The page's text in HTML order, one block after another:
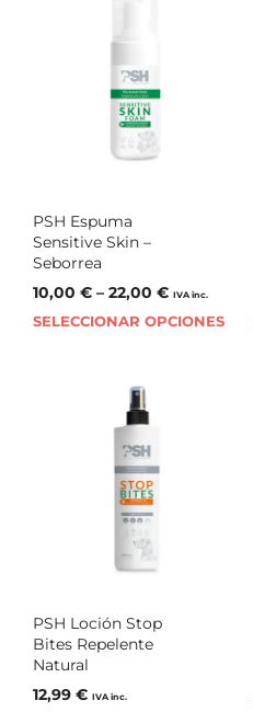
PSH Espuma
Sensitive Skin –
Seborrea
10,00 € – 22,00 € IVA inc.
SELECCIONAR OPCIONES
PSH Loción Stop
Bites Repelente
Natural
12,99 € IVA inc.